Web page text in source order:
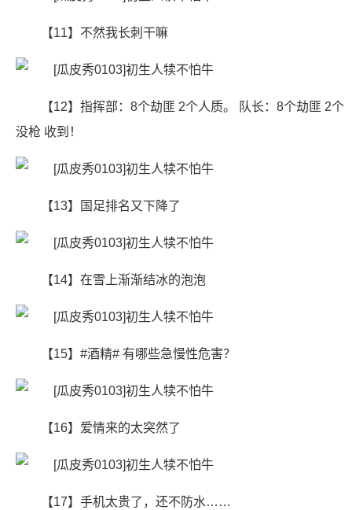
【11】不然我长刺干嘛 ​​​​
【12】指挥部：8个劫匪 2个人质。 队长：8个劫匪 2个
没枪 收到！
【13】国足排名又下降了
【14】在雪上渐渐结冰的泡泡
【15】#酒精# 有哪些急慢性危害？
【16】爱情来的太突然了
【17】手机太贵了，还不防水……